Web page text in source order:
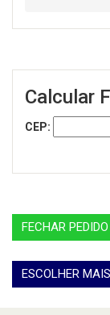
Calcular
CEP:
FECHAR PEDIDO
ESCOLHER